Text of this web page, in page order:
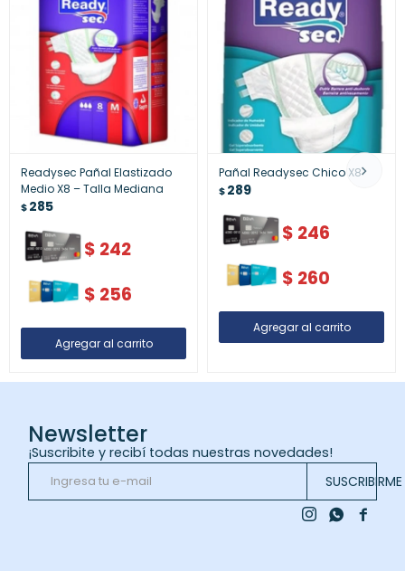
Readysec Pañal Elastizado
Medio X8 – Talla Mediana
$285
$ 242
$ 256
Pañal Readysec Chico X8
$289
$ 246
$ 260
Newsletter
¡Suscribite y recibí todas nuestras novedades!
SUSCRIBIRME

 